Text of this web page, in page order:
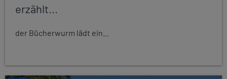
erzählt...
der Bücherwurm lädt ein...